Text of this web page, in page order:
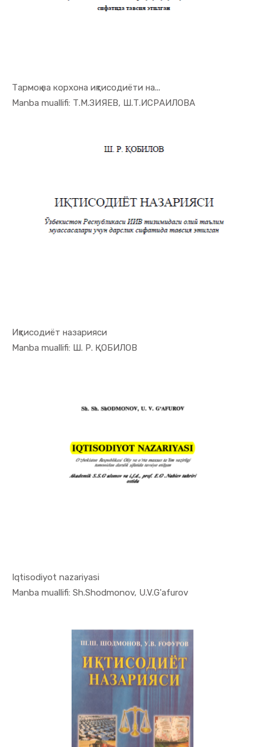
Тармоқ ва корхона иқтисодиёти на...
Manba muallifi: Т.М.ЗИЯЕВ, Ш.Т.ИСРАИЛОВА
In Iqtisod...
Иқтисодиёт назарияси
Manba muallifi: Ш. Р. ҚОБИЛОВ
In Iqtisod...
Iqtisodiyot nazariyasi
Manba muallifi: Sh.Shodmonov, U.V.G'afurov
In Iqtisod...